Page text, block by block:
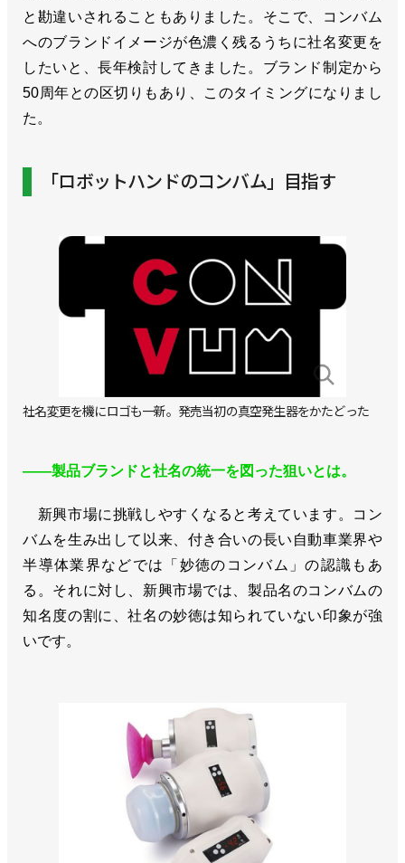
と勘違いされることもありました。そこで、コンバム
へのブランドイメージが色濃く残るうちに社名変更を
したいと、長年検討してきました。ブランド制定から
50周年との区切りもあり、このタイミングになりまし
た。
「ロボットハンドのコンバム」目指す
社名変更を機にロゴも一新。発売当初の真空発生器をかたどった
――製品ブランドと社名の統一を図った狙いとは。
新興市場に挑戦しやすくなると考えています。コン
バムを生み出して以来、付き合いの長い自動車業界や
半導体業界などでは「妙徳のコンバム」の認識もあ
る。それに対し、新興市場では、製品名のコンバムの
知名度の割に、社名の妙徳は知られていない印象が強
いです。